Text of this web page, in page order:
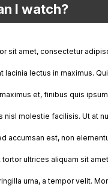
I watch?
sit amet, consectetur
lacinia lectus in maximus.
et, finibus quis
nisl molestie facilisis. Ut at
accumsan est, non
ultrices aliquam sit
urna, a tempor velit.